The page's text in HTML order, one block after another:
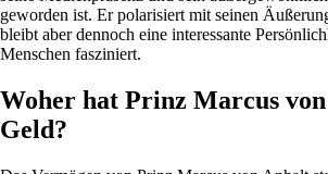
geworden ist. Er polarisiert mit seinen
bleibt aber dennoch eine interessante
Menschen fasziniert.
Woher hat Prinz Marcus
Geld?